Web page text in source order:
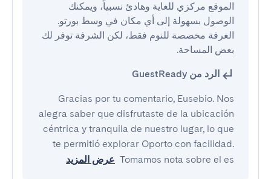
بعض المساحة.
الرد من GuestReady
Gracias por tu comentario, Eusebio. Nos
alegra saber que disfrutaste de la ubicación
céntrica y tranquila de nuestro lugar, lo que
te permitió explorar Oporto con facilidad.
Tomamos nota sobre el es عرض المزيد